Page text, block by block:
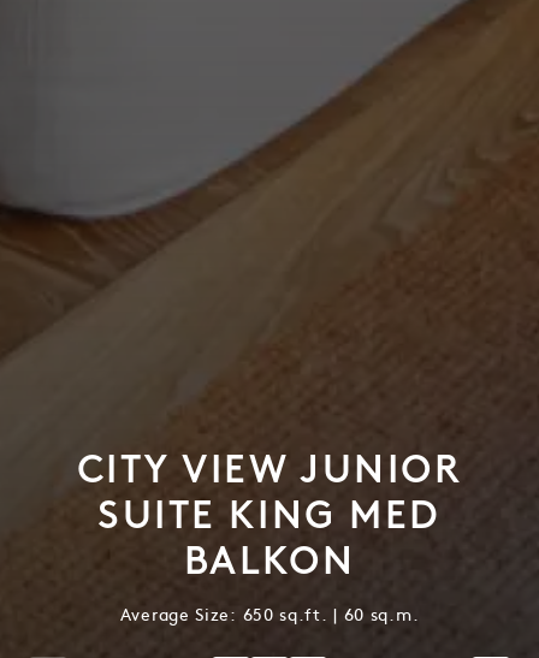
CITY VIEW JUNIOR
SUITE KING MED
BALKON
Average Size: 650 sq.ft. | 60 sq.m.